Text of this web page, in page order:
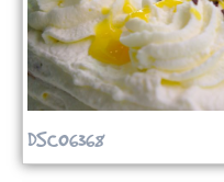
DSC06368